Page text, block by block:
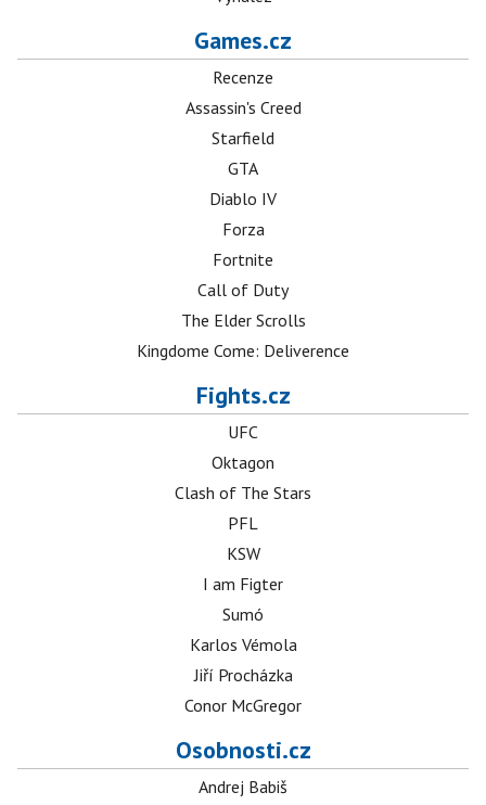
Games.cz
Recenze
Assassin's Creed
Starfield
GTA
Diablo IV
Forza
Fortnite
Call of Duty
The Elder Scrolls
Kingdome Come: Deliverence
Fights.cz
UFC
Oktagon
Clash of The Stars
PFL
KSW
I am Figter
Sumó
Karlos Vémola
Jiří Procházka
Conor McGregor
Osobnosti.cz
Andrej Babiš